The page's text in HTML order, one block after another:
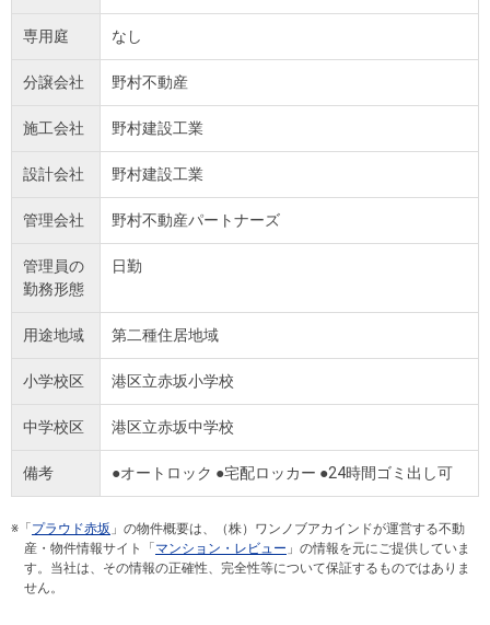
専用庭 なし
分譲会社 野村不動産
施工会社 野村建設工業
設計会社 野村建設工業
管理会社 野村不動産パートナーズ
管理員の
勤務形態
日勤
用途地域 第二種住居地域
小学校区 港区立赤坂小学校
中学校区 港区立赤坂中学校
備考 ●オートロック ●宅配ロッカー ●24時間ゴミ出し可
※「 プラウド赤坂 」の物件概要は、（株）ワンノブアカインドが運営する不動
産・物件情報サイト「 マンション・レビュー 」の情報を元にご提供していま
す。当社は、その情報の正確性、完全性等について保証するものではありま
せん。